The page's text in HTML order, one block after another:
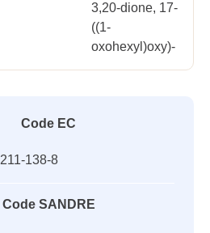
3,20-dione, 17-
((1-
oxohexyl)oxy)-
Code EC
211-138-8
Code SANDRE